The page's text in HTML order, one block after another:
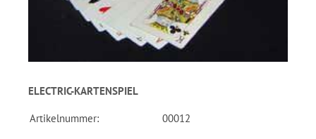
ELECTRIC-KARTENSPIEL
Artikelnummer: 00012